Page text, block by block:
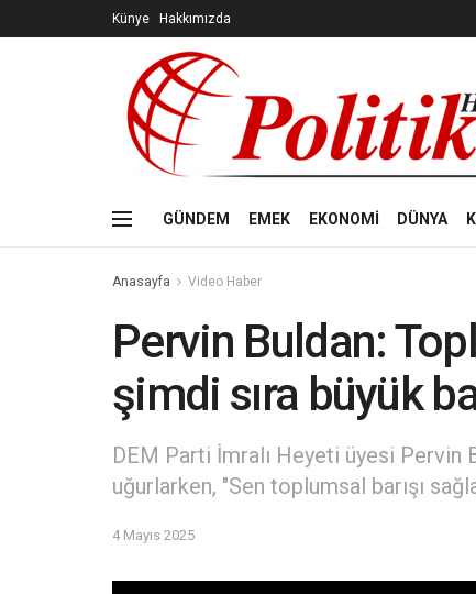
Künye Hakkımızda
GÜNDEM EMEK EKONOMİ DÜNYA
Anasayfa Video Haber
Pervin Buldan:
şimdi sıra büyük
DEM Parti İmralı Heyeti üyesi Pervin
uğurlarken, "Sen toplumsal barışı
4 Mayıs 2025